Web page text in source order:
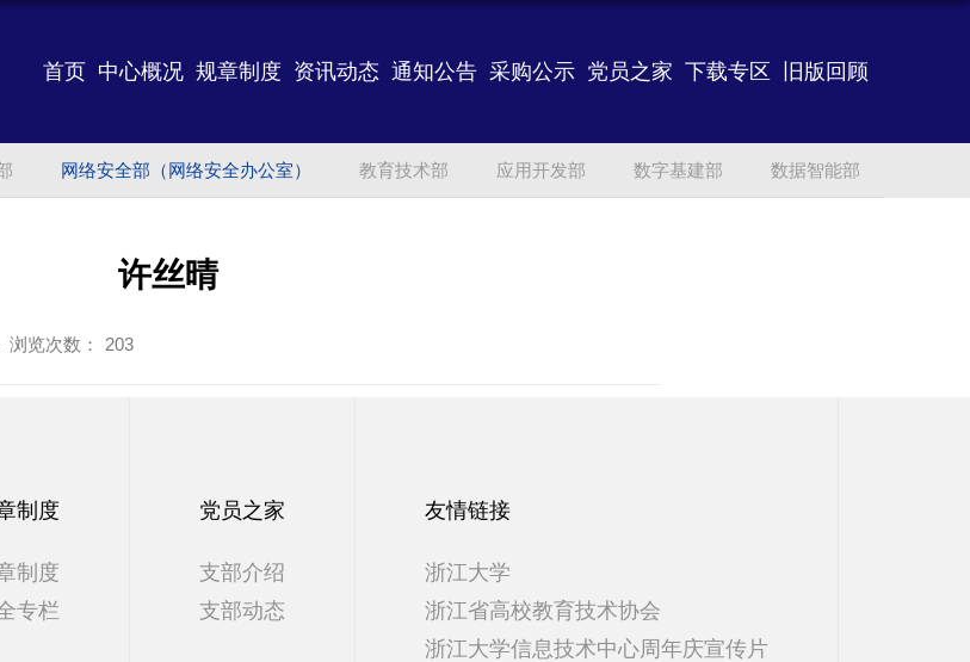
首页 中心概况 规章制度 资讯动态 通知公告 采购公示 党员之家 下载专区 旧版回顾
网络安全部（网络安全办公室） 教育技术部 应用开发部 数字基建部 数据智能部
许丝晴
浏览次数： 203
制度
制度
专栏
党员之家
支部介绍
支部动态
友情链接
浙江大学
浙江省高校教育技术协会
浙江大学信息技术中心周年庆宣传片